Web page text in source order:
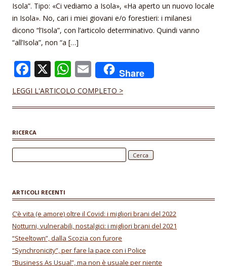
Isola”. Tipo: «Ci vediamo a Isola», «Ha aperto un nuovo locale
in Isola». No, cari i miei giovani e/o forestieri: i milanesi
dicono “l’Isola”, con l’articolo determinativo. Quindi vanno
“all’Isola”, non “a […]
F
ac
e
o
o
k
X W
h
at
A
p
p
E
m
ai
Share
LEGGI L'ARTICOLO COMPLETO >
RICERCA
ARTICOLI RECENTI
C’è vita (e amore) oltre il Covid: i migliori brani del 2022
Notturni, vulnerabili, nostalgici: i migliori brani del 2021
“Steeltown”, dalla Scozia con furore
“Synchronicity”, per fare la pace con i Police
“Business As Usual”, ma non è usuale per niente